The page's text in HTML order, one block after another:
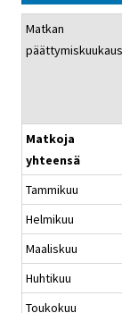
Matkan
Matkoja
yhteensä
Tammikuu
Helmikuu
Maaliskuu
Huhtikuu
Toukokuu